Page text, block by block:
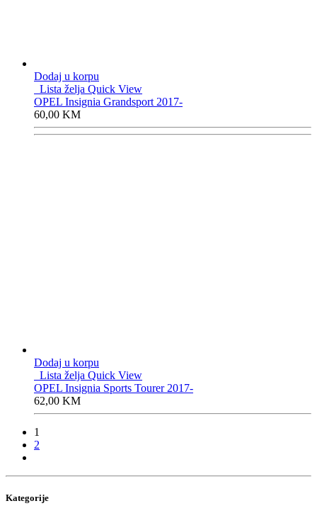
Dodaj u korpu
Lista želja Quick View
OPEL Insignia Grandsport 2017-
60,00 KM
Dodaj u korpu
Lista želja Quick View
OPEL Insignia Sports Tourer 2017-
62,00 KM
1
2
Kategorije